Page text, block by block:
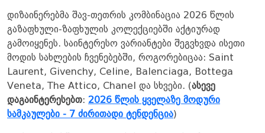
დიზაინერებმა შავ-თეთრის კომბინაცია 2026 წლის
გაზაფხული-ზაფხულის კოლექციებში აქტიურად
გამოიყენეს. საინტერესო ვარიანტები შეგვხვდა ისეთი
მოდის სახლების ჩვენებებში, როგორებიცაა: Saint
Laurent, Givenchy, Celine, Balenciaga, Bottega
Veneta, The Attico, Chanel და სხვები. (ასევე
დაგაინტერესებთ: 2026 წლის ყველაზე მოდური
სამკაულები - 7 ძირითადი ტენდენცია)